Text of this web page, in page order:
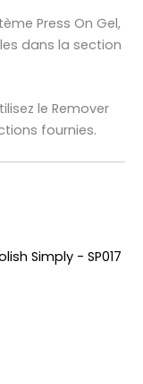
Press On Gel,
dans la section
le Remover
fournies.